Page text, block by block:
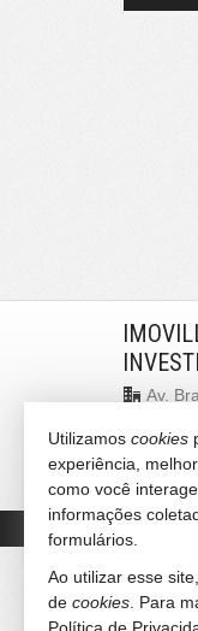
Av.
mapa
Utilizamos cookies
experiência,
como você
informações
formulários.
Ao utilizar esse
de cookies . Para